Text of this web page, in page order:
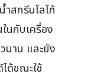
สกรีนโลโก้
นกับเครื่อง
นาน และยัง
ด้ขณะใช้